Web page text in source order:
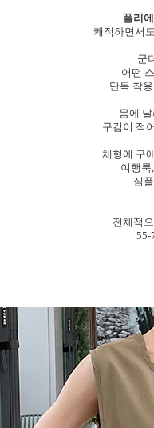
폴리
쾌적하면서
군
어떤
단독 착
몸에
구김이 적
체형에 구
여행
심
전체적
55-